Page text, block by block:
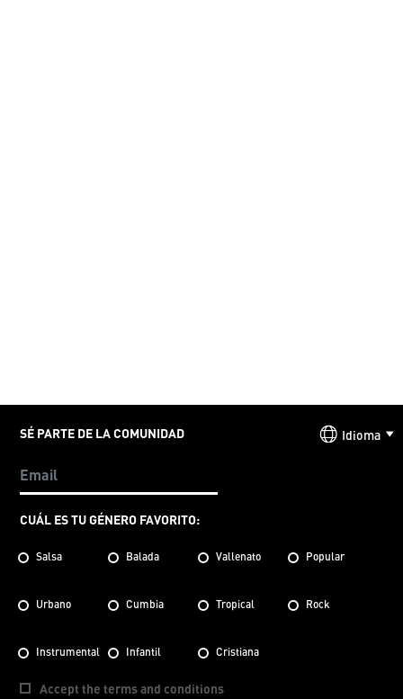
SÉ PARTE DE LA COMUNIDAD
CUÁL ES TU GÉNERO FAVORITO:
Salsa Balada Vallenato Popular
Urbano Cumbia Tropical Rock
Instrumental Infantil Cristiana
Accept the terms and conditions
Idioma